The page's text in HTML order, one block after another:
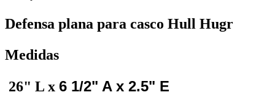
Defensa plana para casco Hull Hugr
Medidas
26" L x 6 1/2" A x 2.5" E